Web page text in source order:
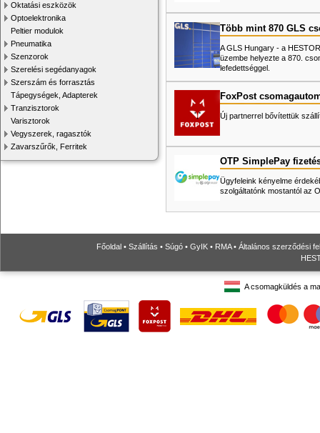
Oktatási eszközök
Optoelektronika
Peltier modulok
Pneumatika
Szenzorok
Szerelési segédanyagok
Szerszám és forrasztás
Tápegységek, Adapterek
Tranzisztorok
Varisztorok
Vegyszerek, ragasztók
Zavarszűrők, Ferritek
Több mint 870 GLS
A GLS Hungary - a
üzembe helyezte a 870.
lefedettséggel.
FoxPost
Új partnerrel bővítettük
OTP SimplePay
Ügyfeleink kényelme
szolgáltatónk mostantól az
Főoldal • Szállítás • Súgó • GyIK • RMA• Általános szerződési
A csomagküldés a